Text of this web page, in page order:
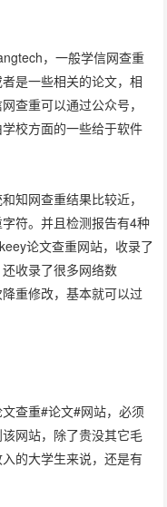
，一般学信网查重
是一些相关的论文，相
查重可以通过公众号，
校方面的一些给于软件
知网查重结果比较近，
符。并且检测报告有4种
论文查重网站，收录了
收录了很多网络数
重修改，基本就可以过
查重#论文#网站，必须
网站，除了贵没其它毛
的大学生来说，还是有